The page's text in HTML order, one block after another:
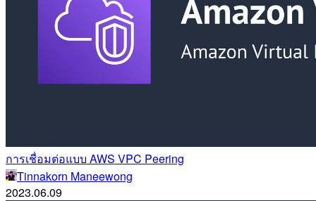
การเชื่อมต่อแบบ AWS VPC Peering
Tinnakorn Maneewong
2023.06.09